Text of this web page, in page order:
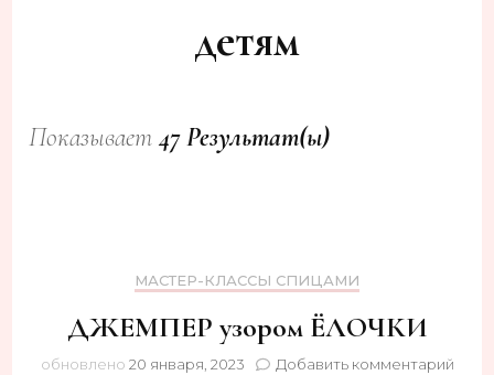
детям
Показывает47 Результат(ы)
МАСТЕР-КЛАССЫ СПИЦАМИ
ДЖЕМПЕР узором ЁЛОЧКИ
обновлено 20 января, 2023 Добавить комментарийк